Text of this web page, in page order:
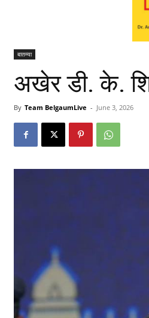
बातम्या
अखेर डी. के.
By Team BelgaumLive - June 3, 2026